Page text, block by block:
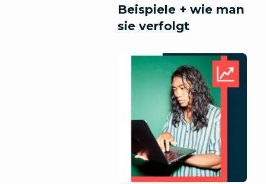
Beispiele + wie man
sie verfolgt